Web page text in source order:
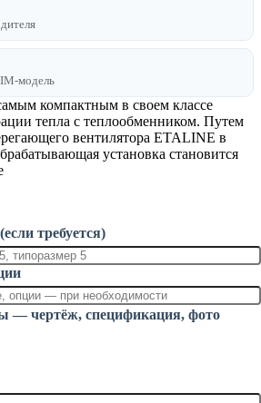
модель
компактным в своем классе
тепла с теплообменником. Путем
вентилятора ЕТАLINE в
установка становится
требуется)
— чертёж, спецификация, фото